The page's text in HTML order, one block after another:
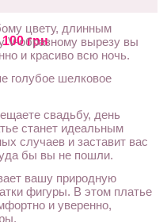
грн
цвету, длинным
V-образному вырезу вы
и красиво всю ночь.
голубое шелковое
свадьбу, день
станет идеальным
случаев и заставит вас
бы вы не пошли.
вашу природную
фигуры. В этом платье
и уверенно,